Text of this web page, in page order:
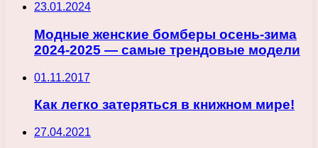
23.01.2024
Модные женские бомберы осень-зима
2024-2025 — самые трендовые модели
01.11.2017
Как легко затеряться в книжном мире!
27.04.2021